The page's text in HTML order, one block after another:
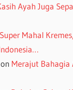
Ayah Juga
Mahal
on Merajut Bahagia